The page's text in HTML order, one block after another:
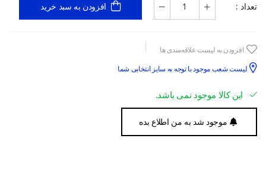
تعداد : افزودن به سبد خرید
افزودن به لیست علاقه‌مندی ها
لیست شعب موجود با توجه به سایز انتخابی شما
این کالا موجود نمی باشد.
موجود شد به من اطلاع بده